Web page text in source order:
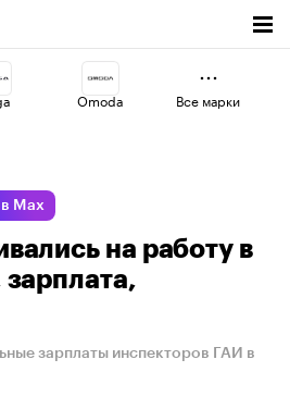
Omoda
Esteo
Все марки
в Max
на работу в
зарплата,
зарплаты инспекторов ГАИ в